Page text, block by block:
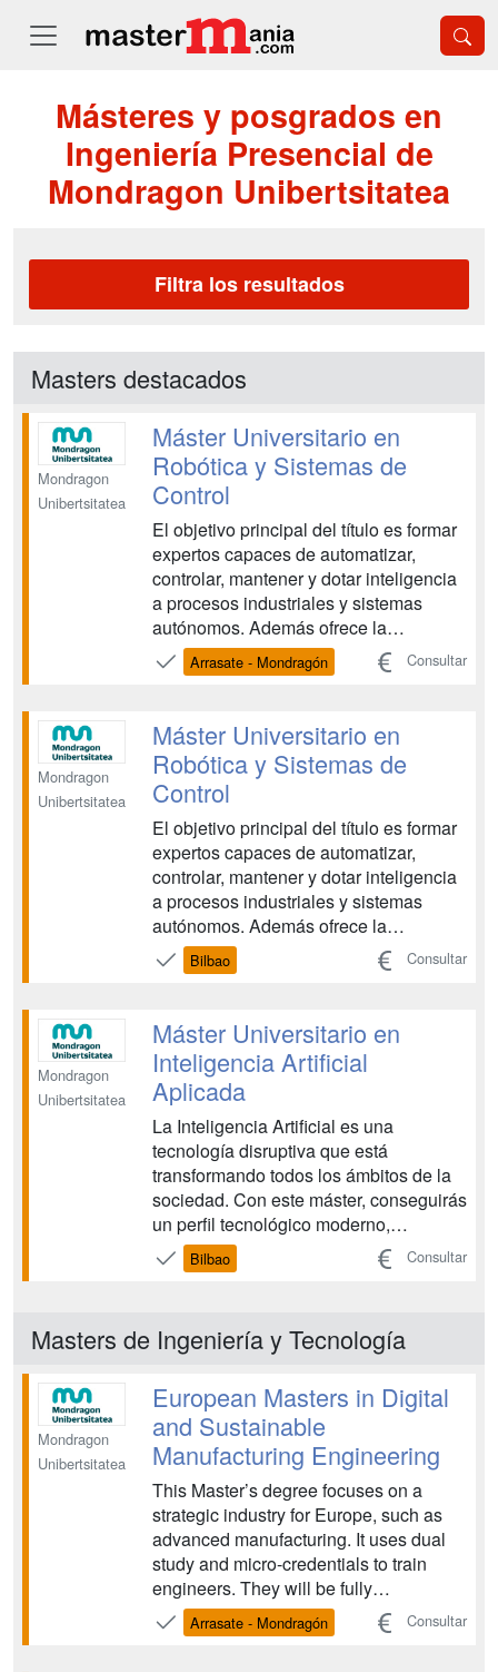
Másteres y posgrados en
Ingeniería Presencial de
Mondragon Unibertsitatea
Filtra los resultados
Masters destacados
Mondragon
Unibertsitatea
Máster Universitario en
Robótica y Sistemas de
Control
El objetivo principal del título es formar
expertos capaces de automatizar,
controlar, mantener y dotar inteligencia
a procesos industriales y sistemas
autónomos. Además ofrece la
posibilidad de optar por una de las
siguientes dos especialidades:
Asimismo, se puede optar por el
itinerario de Investigación que...
Arrasate - Mondragón Consultar
Mondragon
Unibertsitatea
Máster Universitario en
Robótica y Sistemas de
Control
El objetivo principal del título es formar
expertos capaces de automatizar,
controlar, mantener y dotar inteligencia
a procesos industriales y sistemas
autónomos. Además ofrece la
posibilidad de optar por una de las
siguientes dos especialidades:
Asimismo, se puede optar por el
itinerario de Investigación que...
Bilbao Consultar
Mondragon
Unibertsitatea
Máster Universitario en
Inteligencia Artificial
Aplicada
La Inteligencia Artificial es una
tecnología disruptiva que está
transformando todos los ámbitos de la
sociedad. Con este máster, conseguirás
un perfil tecnológico moderno,
altamente competitivo y cada vez más
demandado, siendo capaz de liderar
Bilbao Consultar
Masters de Ingeniería y Tecnología
Mondragon
Unibertsitatea
European Masters in Digital
and Sustainable
Manufacturing Engineering
This Master’s degree focuses on a
strategic industry for Europe, such as
advanced manufacturing. It uses dual
study and micro-credentials to train
engineers. They will be fully
employable from day one of their
careers in a competitive global market.
Arrasate - Mondragón Consultar